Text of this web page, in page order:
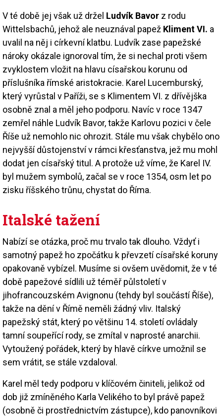
V té době jej však už držel Ludvík Bavor z rodu
Wittelsbachů, jehož ale neuznával papež Kliment VI. a
uvalil na něj i církevní klatbu. Ludvík zase papežské
nároky okázale ignoroval tím, že si nechal proti všem
zvyklostem vložit na hlavu císařskou korunu od
příslušníka římské aristokracie. Karel Lucemburský,
který vyrůstal v Paříži, se s Klimentem VI. z dřívějška
osobně znal a měl jeho podporu. Navíc v roce 1347
zemřel náhle Ludvík Bavor, takže Karlovu pozici v čele
Říše už nemohlo nic ohrozit. Stále mu však chybělo ono
nejvyšší důstojenství v rámci křesťanstva, jež mu mohl
dodat jen císařský titul. A protože už víme, že Karel IV.
byl mužem symbolů, začal se v roce 1354, osm let po
zisku říšského trůnu, chystat do Říma.
Italské tažení
Nabízí se otázka, proč mu trvalo tak dlouho. Vždyť i
samotný papež ho zpočátku k převzetí císařské koruny
opakovaně vybízel. Musíme si ovšem uvědomit, že v té
době papežové sídlili už téměř půlstoletí v
jihofrancouzském Avignonu (tehdy byl součástí Říše),
takže na dění v Římě neměli žádný vliv. Italský
papežský stát, který po většinu 14. století ovládaly
tamní soupeřící rody, se zmítal v naprosté anarchii.
Vytoužený pořádek, který by hlavě církve umožnil se
sem vrátit, se stále vzdaloval.
Karel měl tedy podporu v klíčovém činiteli, jelikož od
dob již zmíněného Karla Velikého to byl právě papež
(osobně či prostřednictvím zástupce), kdo panovníkovi